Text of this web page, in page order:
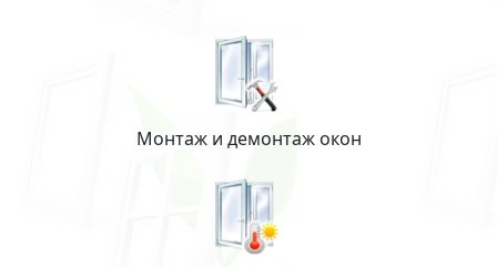
Монтаж и демонтаж окон